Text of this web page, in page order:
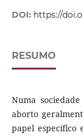
DOI: https://
RESUMO
Numa
aborto
papel específico